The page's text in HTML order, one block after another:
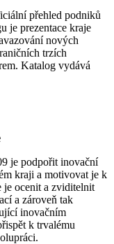
přehled podniků
je prezentace kraje
nových
trzích
Katalog vydává
je podpořit inovační
kraji a motivovat je k
je ocenit a zviditelnit
a zároveň tak
inovačním
k trvalému